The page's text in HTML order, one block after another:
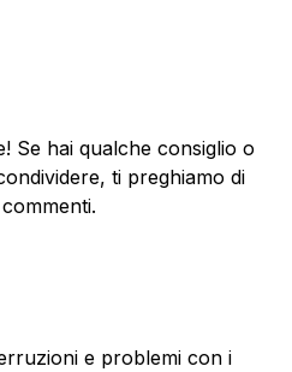
Se hai qualche consiglio o
ti preghiamo di
e problemi con i